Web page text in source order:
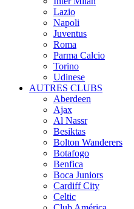
Lazio
Napoli
Juventus
Roma
Parma Calcio
Torino
Udinese
AUTRES CLUBS
Aberdeen
Ajax
Al Nassr
Besiktas
Bolton Wanderers
Botafogo
Benfica
Boca Juniors
Cardiff City
Celtic